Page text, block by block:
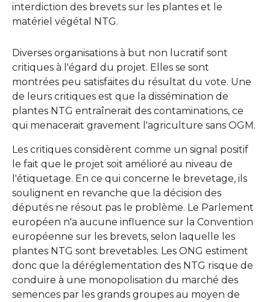
interdiction des brevets sur les plantes et le
matériel végétal NTG.
Diverses organisations à but non lucratif sont
critiques à l'égard du projet. Elles se sont
montrées peu satisfaites du résultat du vote. Une
de leurs critiques est que la dissémination de
plantes NTG entraînerait des contaminations, ce
qui menacerait gravement l'agriculture sans OGM.
Les critiques considèrent comme un signal positif
le fait que le projet soit amélioré au niveau de
l'étiquetage. En ce qui concerne le brevetage, ils
soulignent en revanche que la décision des
députés ne résout pas le problème. Le Parlement
européen n'a aucune influence sur la Convention
européenne sur les brevets, selon laquelle les
plantes NTG sont brevetables. Les ONG estiment
donc que la déréglementation des NTG risque de
conduire à une monopolisation du marché des
semences par les grands groupes au moyen de